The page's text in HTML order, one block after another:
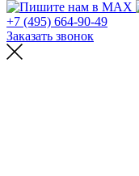
+7 (495) 664-90-49
Заказать звонок